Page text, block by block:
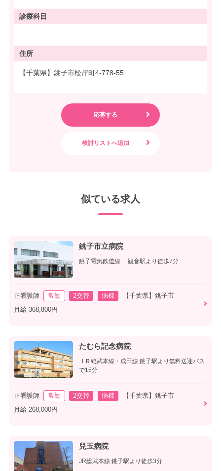
診療科目
住所
【千葉県】銚子市松岸町4-778-55
似ている求人
銚子市立病院
銚子電気鉄道線 観音駅より徒歩7分
正看護師 常勤 2交替 病棟
【千葉県】銚子市
月給 368,800円
たむら記念病院
ＪＲ総武本線・成田線 銚子駅より無料送迎バス
で15分
正看護師 常勤 2交替 病棟
【千葉県】銚子市
月給 268,000円
兒玉病院
JR総武本線 銚子駅より徒歩3分